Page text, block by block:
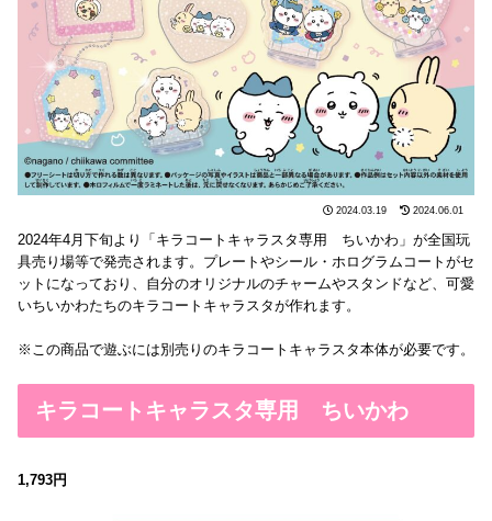
2024.03.19 2024.06.01
2024年4月下旬より「キラコートキャラスタ専用 ちいかわ」が全国玩
具売り場等で発売されます。プレートやシール・ホログラムコートがセ
ットになっており、自分のオリジナルのチャームやスタンドなど、可愛
いちいかわたちのキラコートキャラスタが作れます。
※この商品で遊ぶには別売りのキラコートキャラスタ本体が必要です。
キラコートキャラスタ専用 ちいかわ
1,793円